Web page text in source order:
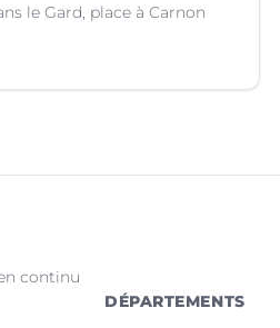
le Gard, place à Carnon
continu
DÉPARTEMENTS